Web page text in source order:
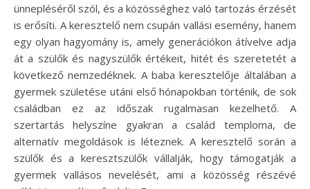
ünnepléséről szól, és a közösséghez való tartozás érzését
is erősíti. A keresztelő nem csupán vallási esemény, hanem
egy olyan hagyomány is, amely generációkon átívelve adja
át a szülők és nagyszülők értékeit, hitét és szeretetét a
következő nemzedéknek. A baba keresztelője általában a
gyermek születése utáni első hónapokban történik, de sok
családban ez az időszak rugalmasan kezelhető. A
szertartás helyszíne gyakran a család temploma, de
alternatív megoldások is léteznek. A keresztelő során a
szülők és a keresztszülők vállalják, hogy támogatják a
gyermek vallásos nevelését, ami a közösség részévé